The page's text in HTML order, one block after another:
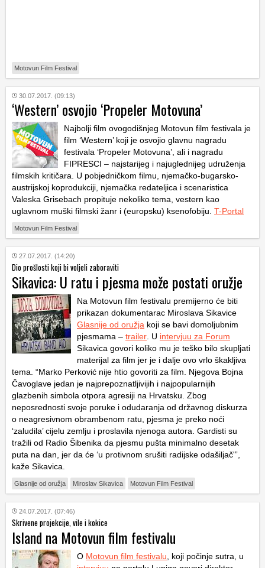
Motovun Film Festival
30.07.2017. (09:13)
‘Western’ osvojio ‘Propeler Motovuna’
Najbolji film ovogodišnjeg Motovun film festivala je
film ‘Western’ koji je osvojio glavnu nagradu
festivala ‘Propeler Motovuna’, ali i nagradu
FIPRESCI – najstarijeg i najuglednijeg udruženja
filmskih kritičara. U pobjedničkom filmu, njemačko-bugarsko-
austrijskoj koprodukciji, njemačka redateljica i scenaristica
Valeska Grisebach propituje nekoliko tema, vestern kao
uglavnom muški filmski žanr i (europsku) ksenofobiju. T-Portal
Motovun Film Festival
27.07.2017. (14:20)
Dio prošlosti koji bi voljeli zaboraviti
Sikavica: U ratu i pjesma može postati oružje
Na Motovun film festivalu premijerno će biti
prikazan dokumentarac Miroslava Sikavice
Glasnije od oružja koji se bavi domoljubnim
pjesmama – trailer . U intervjuu za Forum
Sikavica govori koliko mu je teško bilo skupljati
materijal za film jer je i dalje ovo vrlo škakljiva
tema. “Marko Perković nije htio govoriti za film. Njegova Bojna
Čavoglave jedan je najprepoznatljivijih i najpopularnijih
glazbenih simbola otpora agresiji na Hrvatsku. Zbog
neposrednosti svoje poruke i odudaranja od državnog diskurza
o neagresivnom obrambenom ratu, pjesma je preko noći
‘zaludila’ cijelu zemlju i proslavila njenoga autora. Gardisti su
tražili od Radio Šibenika da pjesmu pušta minimalno desetak
puta na dan, jer da će ‘u protivnom srušiti radijske odašiljač'”,
kaže Sikavica.
Glasnije od oružja Miroslav Sikavica Motovun Film Festival
24.07.2017. (07:46)
Skrivene projekcije, vile i kokice
Island na Motovun film festivalu
O Motovun film festivalu , koji počinje sutra, u